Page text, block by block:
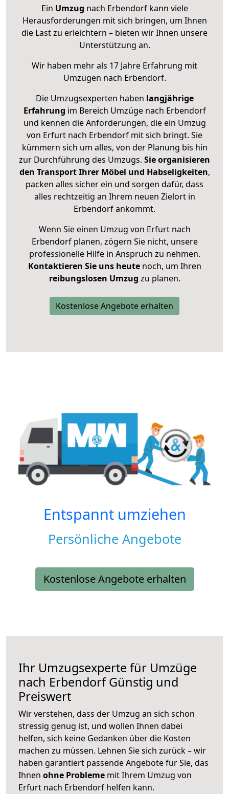
Ein Umzug nach Erbendorf kann viele
Herausforderungen mit sich bringen, um Ihnen
die Last zu erleichtern – bieten wir Ihnen unsere
Unterstützung an.
Wir haben mehr als 17 Jahre Erfahrung mit
Umzügen nach Erbendorf.
Die Umzugsexperten haben langjährige
Erfahrung im Bereich Umzüge nach Erbendorf
und kennen die Anforderungen, die ein Umzug
von Erfurt nach Erbendorf mit sich bringt. Sie
kümmern sich um alles, von der Planung bis hin
zur Durchführung des Umzugs. Sie organisieren
den Transport Ihrer Möbel und Habseligkeiten,
packen alles sicher ein und sorgen dafür, dass
alles rechtzeitig an Ihrem neuen Zielort in
Erbendorf ankommt.
Wenn Sie einen Umzug von Erfurt nach
Erbendorf planen, zögern Sie nicht, unsere
professionelle Hilfe in Anspruch zu nehmen.
Kontaktieren Sie uns heutenoch, um Ihren
reibungslosen Umzug zu planen.
Kostenlose Angebote erhalten
Entspannt umziehen
Persönliche Angebote
Kostenlose Angebote erhalten
Ihr Umzugsexperte für Umzüge
nach ErbendorfGünstig und
Preiswert
Wir verstehen, dass der Umzug an sich schon
stressig genug ist, und wollen Ihnen dabei
helfen, sich keine Gedanken über die Kosten
machen zu müssen. Lehnen Sie sich zurück – wir
haben garantiert passende Angebote für Sie, das
Ihnen ohne Probleme mit Ihrem Umzug von
Erfurt nach Erbendorf helfen kann.